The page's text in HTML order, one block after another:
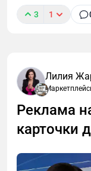
3 1
Лилия
Реклама
карточки